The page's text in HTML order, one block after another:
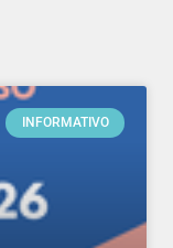
INFORMATIVO